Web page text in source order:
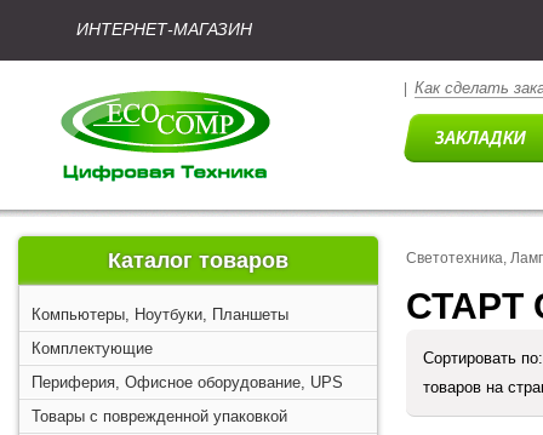
ИНТЕРНЕТ-МАГАЗИН
Как сделать
Каталог товаров
Компьютеры, Ноутбуки, Планшеты
Комплектующие
Периферия, Офисное оборудование, UPS
Товары с поврежденной упаковкой
Светотехника,
СТАРТ
Сортировать
товаров на